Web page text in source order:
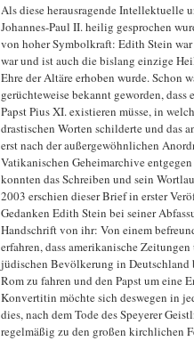
Als diese herausragende Intellektuelle
Johannes-Paul II. heilig gesprochen
von hoher Symbolkraft: Edith Stein war
war und ist auch die bislang einzige
Ehre der Altäre erhoben wurde. Schon
gerüchteweise bekannt geworden,
Papst Pius XI. existieren müsse, in
drastischen Worten schilderte und das
erst nach der außergewöhnlichen
Vatikanischen Geheimarchive
konnten das Schreiben und sein
2003 erschien dieser Brief in erster
Gedanken Edith Stein bei seiner
Handschrift von ihr: Von einem
erfahren, dass amerikanische
jüdischen Bevölkerung in Deutschland
Rom zu fahren und den Papst um eine
Konvertitin möchte sich deswegen in
dies, nach dem Tode des Speyerer
regelmäßig zu den großen kirchlichen